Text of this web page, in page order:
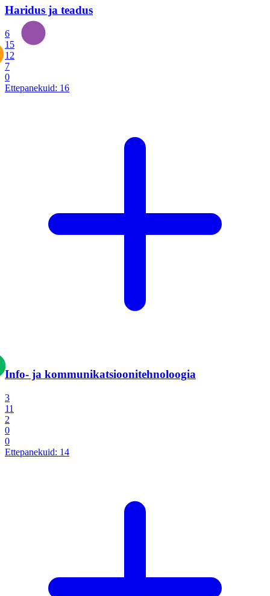
Haridus ja teadus
6
15
12
7
0
Ettepanekuid: 16
Info- ja kommunikatsiooni­tehnoloogia
3
11
2
0
0
Ettepanekuid: 14